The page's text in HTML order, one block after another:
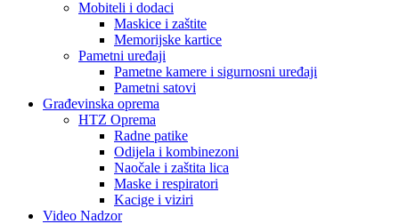
Mobiteli i dodaci
Maskice i zaštite
Memorijske kartice
Pametni uređaji
Pametne kamere i sigurnosni uređaji
Pametni satovi
Građevinska oprema
HTZ Oprema
Radne patike
Odijela i kombinezoni
Naočale i zaštita lica
Maske i respiratori
Kacige i viziri
Video Nadzor